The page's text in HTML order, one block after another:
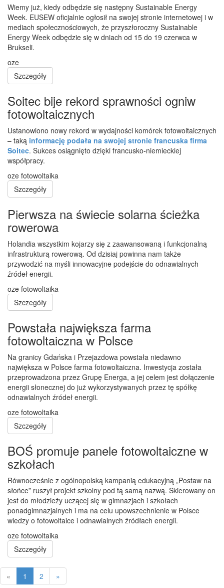
Wiemy już, kiedy odbędzie się następny Sustainable Energy
Week. EUSEW oficjalnie ogłosił na swojej stronie internetowej i w
mediach społecznościowych, że przyszłoroczny Sustainable
Energy Week odbędzie się w dniach od 15 do 19 czerwca w
Brukseli.
oze
Szczegóły
Soitec bije rekord sprawności ogniw
fotowoltaicznych
Ustanowiono nowy rekord w wydajności komórek fotowoltaicznych
– taką informację podała na swojej stronie francuska firma
Soitec. Sukces osiągnięto dzięki francusko-niemieckiej
współpracy.
oze fotowoltaika
Szczegóły
Pierwsza na świecie solarna ścieżka
rowerowa
Holandia wszystkim kojarzy się z zaawansowaną i funkcjonalną
infrastrukturą rowerową. Od dzisiaj powinna nam także
przywodzić na myśli innowacyjne podejście do odnawialnych
źródeł energii.
oze fotowoltaika
Szczegóły
Powstała największa farma
fotowoltaiczna w Polsce
Na granicy Gdańska i Przejazdowa powstała niedawno
największa w Polsce farma fotowoltaiczna. Inwestycja została
przeprowadzona przez Grupę Energa, a jej celem jest dołączenie
energii słonecznej do już wykorzystywanych przez tę spółkę
odnawialnych źródeł energii.
oze fotowoltaika
Szczegóły
BOŚ promuje panele fotowoltaiczne w
szkołach
Równocześnie z ogólnopolską kampanią edukacyjną „Postaw na
słońce” ruszył projekt szkolny pod tą samą nazwą. Skierowany on
jest do młodzieży uczącej się w gimnazjach i szkołach
ponadgimnazjalnych i ma na celu upowszechnienie w Polsce
wiedzy o fotowoltaice i odnawialnych źródłach energii.
oze fotowoltaika
Szczegóły
« Wstecz
1 2 »